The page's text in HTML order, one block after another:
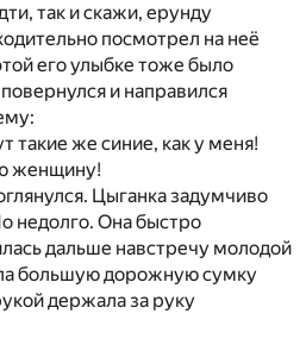
так и скажи, ерунду
посмотрел на неё
его улыбке тоже было
и направился
такие же синие, как у меня!
женщину!
Цыганка задумчиво
недолго. Она быстро
дальше навстречу молодой
большую дорожную сумку
держала за руку